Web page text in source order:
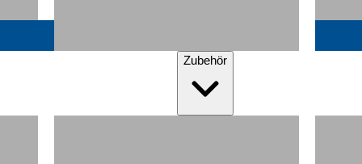
Matratzenauflagen
Zubehör